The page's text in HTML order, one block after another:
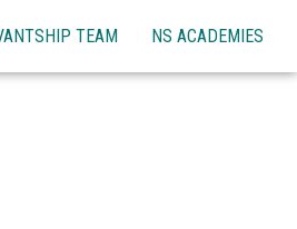
TEAM NS ACADEMIES